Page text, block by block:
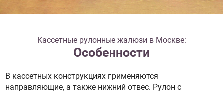
Кассетные рулонные жалюзи в Москве:
Особенности
В кассетных конструкциях применяются
направляющие, а также нижний отвес. Рулон с